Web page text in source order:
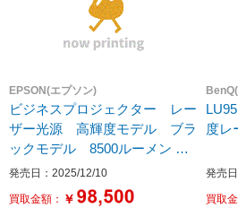
EPSON(エプソン)
ビジネスプロジェクター レー
ザー光源 高輝度モデル ブラ
ックモデル 8500ルーメン ブ
ラック EB-PU08BH5
発売日：2025/12/10
買取金額： ￥
度レ
発売
買取金